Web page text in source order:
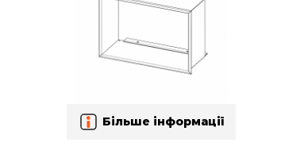
Більше інформації